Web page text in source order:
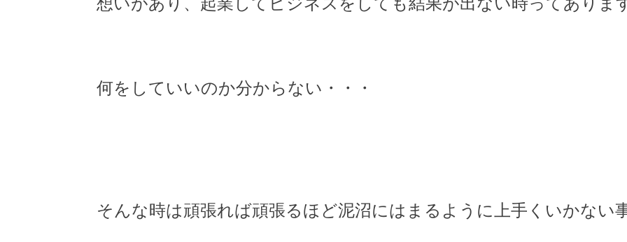
何をしていいのか分からない・・・
そんな時は頑張れば頑張るほど泥沼にはまるように上手くいかない